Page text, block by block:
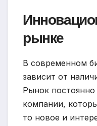
рынке
В современном
зависит от
Рынок постоянно
компании,
то новое и